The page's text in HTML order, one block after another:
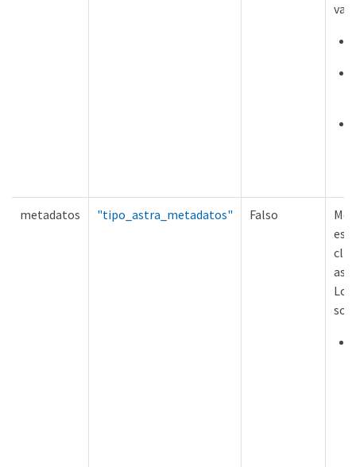
metadatos "tipo_astra_metadatos" Falso
son: